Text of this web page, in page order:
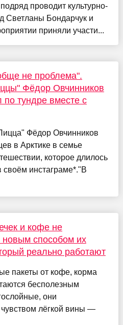
проводит культурно-
Светланы Бондарчук и
приняли участи...
не проблема".
Фёдор Овчинников
по тундре вместе с
Фёдор Овчинников
в Арктике в семье
которое длилось
своём инстаграме*."В
и кофе не
способом их
реально работают
пакеты от кофе, корма
бесполезным
они
лёгкой вины —